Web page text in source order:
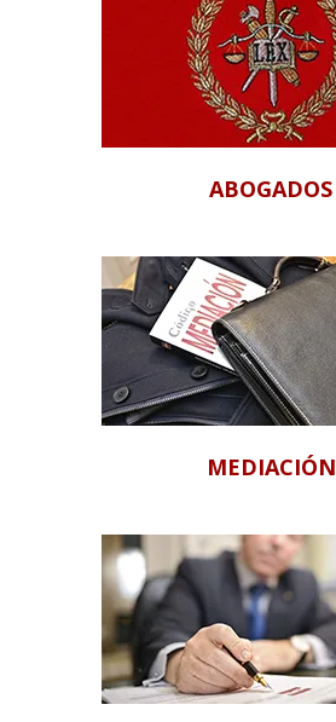
ABOGADOS
MEDIACIÓN